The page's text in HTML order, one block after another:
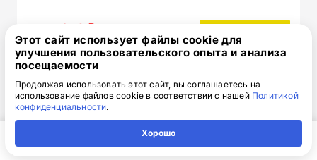
от 15 850 ₽
от 1 320₽/месяц
Этот сайт использует файлы cookie для
улучшения пользовательского опыта и анализа
посещаемости
Продолжая использовать этот сайт, вы соглашаетесь на
использование файлов cookie в соответствии с нашей Политикой
конфиденциальности.
Хорошо